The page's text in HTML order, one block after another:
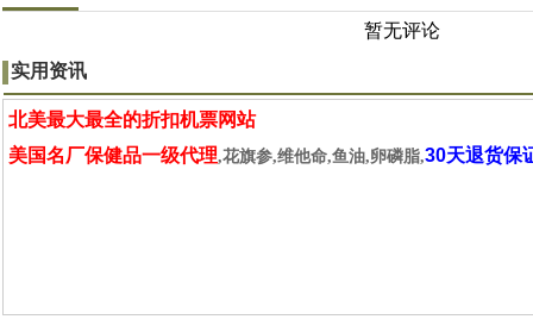
暂无评论
实用资讯
北美最大最全的折扣机票网站
美国名厂保健品一级代理,花旗参,维他命,鱼油,卵磷脂,30天退货保